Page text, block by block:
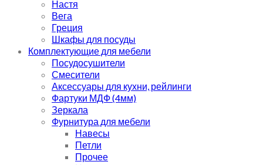
Настя
Вега
Греция
Шкафы для посуды
Комплектующие для мебели
Посудосушители
Смесители
Аксессуары для кухни, рейлинги
Фартуки МДФ (4мм)
Зеркала
Фурнитура для мебели
Навесы
Петли
Прочее